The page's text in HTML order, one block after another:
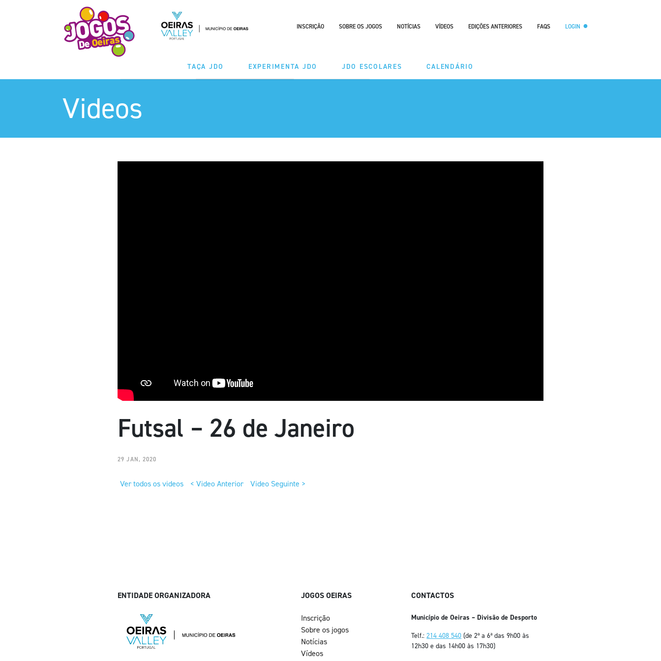
INSCRIÇÃO SOBRE OS JOGOS NOTÍCIAS VÍDEOS EDIÇÕES ANTERIORES FAQS LOGIN
TAÇA JDO EXPERIMENTA JDO JDO ESCOLARES CALENDÁRIO
Videos
Futsal – 26 de Janeiro
29 JAN, 2020
Ver todos os videos < Video Anterior Video Seguinte >
ENTIDADE ORGANIZADORA JOGOS OEIRAS
Inscrição
Sobre os jogos
Notícias
Vídeos
CONTACTOS
Município de Oeiras – Divisão de Desporto
Telf.:214 408 540 (de 2ª a 6ª das 9h00 às
12h30 e das 14h00 às 17h30)